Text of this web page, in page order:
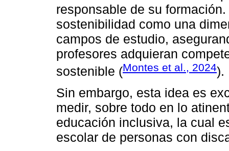
responsable de su
sostenibilidad como una
campos de estudio,
profesores adquieran
sostenible (Montes et al., 2024).
Sin embargo, esta idea es
medir, sobre todo en lo
educación inclusiva, la cual
escolar de personas con